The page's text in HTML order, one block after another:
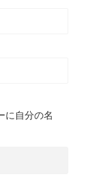
に自分の名